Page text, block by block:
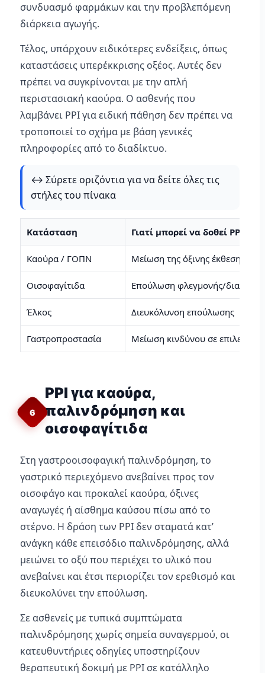
συνδυασμό φαρμάκων και την προβλεπόμενη
διάρκεια αγωγής.
Τέλος, υπάρχουν ειδικότερες ενδείξεις, όπως
καταστάσεις υπερέκκρισης οξέος. Αυτές δεν
πρέπει να συγκρίνονται με την απλή
περιστασιακή καούρα. Ο ασθενής που
λαμβάνει PPI για ειδική πάθηση δεν πρέπει να
τροποποιεί το σχήμα με βάση γενικές
πληροφορίες από το διαδίκτυο.
↔️ Σύρετε οριζόντια για να δείτε όλες τις
στήλες του πίνακα
Κατάσταση Γιατί μπορεί να δοθεί PPI
Καούρα / ΓΟΠΝ Μείωση της όξινης έκθεσης
Οισοφαγίτιδα Επούλωση φλεγμονής/
Έλκος Διευκόλυνση επούλωσης
Γαστροπροστασία Μείωση κινδύνου σε
6
PPI για καούρα,
παλινδρόμηση και
οισοφαγίτιδα
Στη γαστροοισοφαγική παλινδρόμηση, το
γαστρικό περιεχόμενο ανεβαίνει προς τον
οισοφάγο και προκαλεί καούρα, όξινες
αναγωγές ή αίσθημα καύσου πίσω από το
στέρνο. Η δράση των PPI δεν σταματά κατ’
ανάγκη κάθε επεισόδιο παλινδρόμησης, αλλά
μειώνει το οξύ που περιέχει το υλικό που
ανεβαίνει και έτσι περιορίζει τον ερεθισμό και
διευκολύνει την επούλωση.
Σε ασθενείς με τυπικά συμπτώματα
παλινδρόμησης χωρίς σημεία συναγερμού, οι
κατευθυντήριες οδηγίες υποστηρίζουν
θεραπευτική δοκιμή με PPI σε κατάλληλο